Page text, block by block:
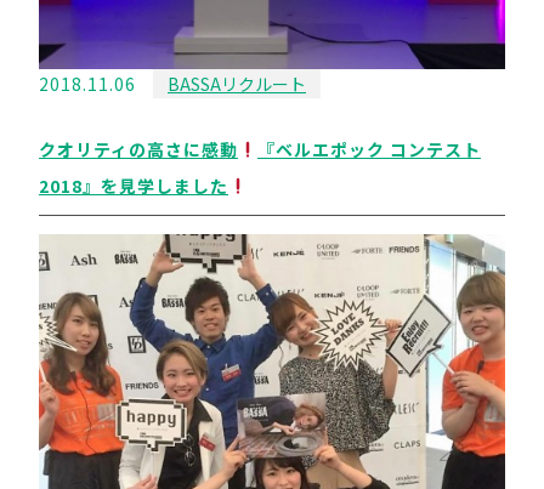
2018.11.06 BASSAリクルート
クオリティの高さに感動
『ベルエポック コンテスト
2018』を見学しました